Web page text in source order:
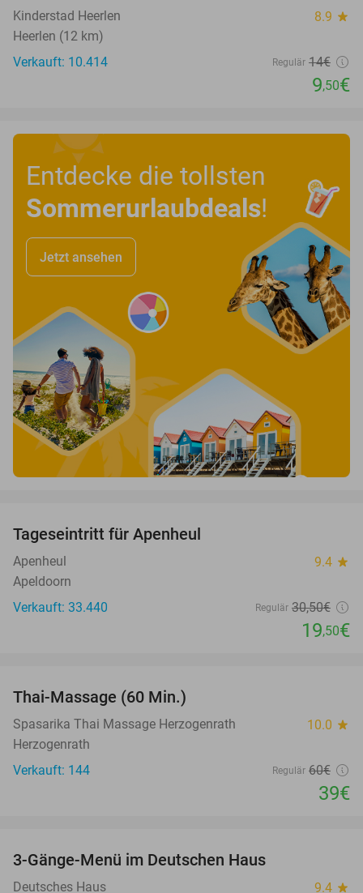
Kinderstad Heerlen 8.9 star
Heerlen (12 km)
Verkauft: 10.414
Regulär 14€
9,50€
Entdecke die tollsten
Sommerurlaubdeals!
Jetzt ansehen
Tageseintritt für Apenheul
Apenheul 9.4 star
Apeldoorn
Verkauft: 33.440
Regulär 30,50€
19,50€
Thai-Massage (60 Min.)
Spasarika Thai Massage Herzogenrath 10.0 star
Herzogenrath
Verkauft: 144
Regulär 60€
39€
3-Gänge-Menü im Deutschen Haus
Deutsches Haus 9.4 star